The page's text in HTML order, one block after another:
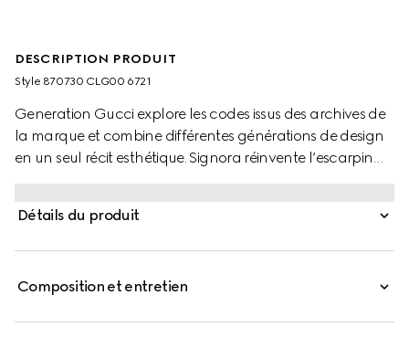
DESCRIPTION PRODUIT
Style ‎870730 CLG00 6721
Generation Gucci explore les codes issus des archives de
la marque et combine différentes générations de design
en un seul récit esthétique. Signora réinvente l’escarpin
ajoutant une touche contemporaine à un glamour
Détails du produit
Composition et entretien